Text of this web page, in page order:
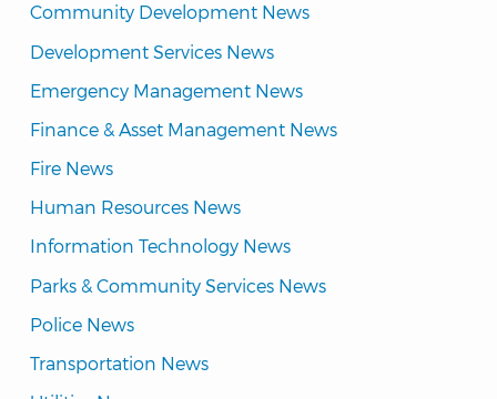
Community Development News
Development Services News
Emergency Management News
Finance & Asset Management News
Fire News
Human Resources News
Information Technology News
Parks & Community Services News
Police News
Transportation News